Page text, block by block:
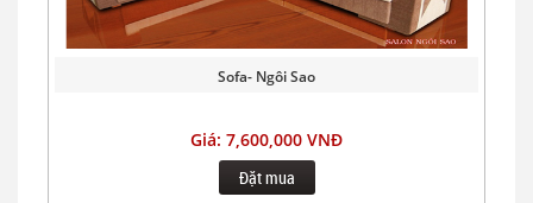
Sofa- Ngôi Sao
Giá: 7,600,000 VNĐ
Đặt mua